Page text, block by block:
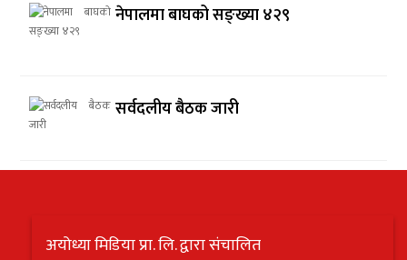
नेपालमा बाघको सङ्ख्या ४२९
सर्वदलीय बैठक जारी
अयोध्या मिडिया प्रा. लि. द्वारा संचालित